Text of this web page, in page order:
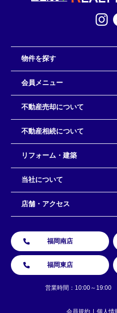
物件を探す
会員メニュー
不動産売却について
不動産相続について
リフォーム・建築
当社について
店舗・アクセス
福岡南店
福岡東店
営業時間：10:00～19:00
会員規約 個人情